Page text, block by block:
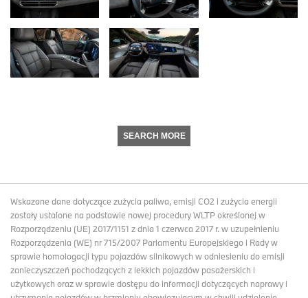
SEARCH MORE
Wskazane dane dotyczące zużycia paliwa, emisji CO2 i zużycia energii
zostały ustalone na podstawie nowej procedury WLTP określonej w
Rozporządzeniu (UE) 2017/1151 z dnia 1 czerwca 2017 r. w uzupełnieniu
Rozporządzenia (WE) nr 715/2007 Parlamentu Europejskiego i Rady w
sprawie homologacji typu pojazdów silnikowych w odniesieniu do emisji
zanieczyszczeń pochodzących z lekkich pojazdów pasażerskich i
użytkowych oraz w sprawie dostępu do informacji dotyczących naprawy i